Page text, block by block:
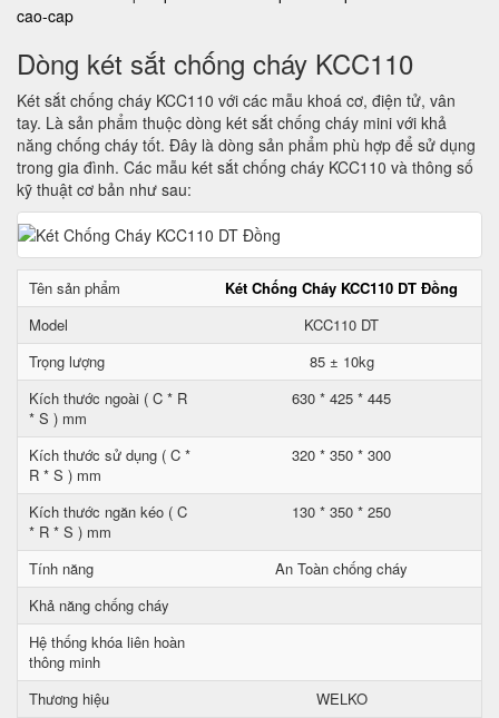
cao-cap
Dòng két sắt chống cháy KCC110
Két sắt chống cháy KCC110 với các mẫu khoá cơ, điện tử, vân
tay. Là sản phẩm thuộc dòng két sắt chống cháy mini với khả
năng chống cháy tốt. Đây là dòng sản phẩm phù hợp để sử dụng
trong gia đình. Các mẫu két sắt chống cháy KCC110 và thông số
kỹ thuật cơ bản như sau:
Tên sản phẩm
Két Chống Cháy KCC110 DT Đồng
Model
KCC110 DT
Trọng lượng
85 ± 10kg
Kích thước ngoài ( C * R
* S ) mm
630 * 425 * 445
Kích thước sử dụng ( C *
R * S ) mm
320 * 350 * 300
Kích thước ngăn kéo ( C
* R * S ) mm
130 * 350 * 250
Tính năng
An Toàn chống cháy
Khả năng chống cháy
Hệ thống khóa liên hoàn
thông minh
Thương hiệu
WELKO